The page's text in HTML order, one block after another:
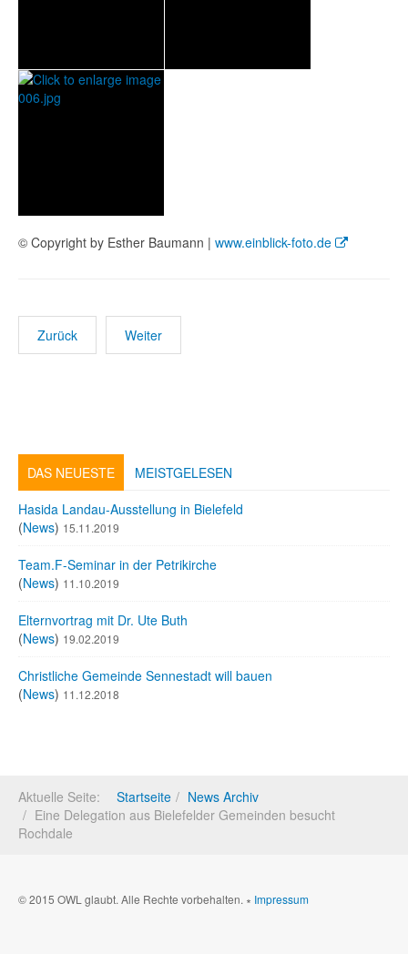
© Copyright by Esther Baumann | www.einblick-foto.de
Zurück Weiter
DAS NEUESTE
MEISTGELESEN
Hasida Landau-Ausstellung in Bielefeld
(News) 15.11.2019
Team.F-Seminar in der Petrikirche
(News) 11.10.2019
Elternvortrag mit Dr. Ute Buth
(News) 19.02.2019
Christliche Gemeinde Sennestadt will bauen
(News) 11.12.2018
Aktuelle Seite: Startseite
News Archiv
Eine Delegation aus Bielefelder Gemeinden besucht
Rochdale
© 2015 OWL glaubt. Alle Rechte vorbehalten. ∗ Impressum